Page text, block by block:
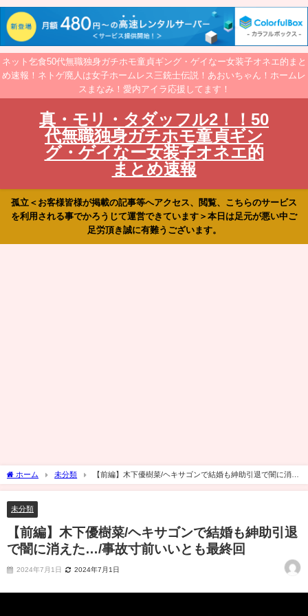
ネット乞食50代無職独身ガチホモ童貞ギング・ゲイなー女装子オネエ的まと
め速報！ネトゲ廃人は女子ホームレス三銃士伝説！あおいちゃん！ホームレ
スまなみ！愛内アイラ応援してます！
真・モリ・タダッフル2！！50
代無職独身ガチホモ童貞ギン
グ・ゲイなー女装子オネエ的
まとめ速報
孤立＜お客様皆様が掲載の記事等へアクセス、閲覧、こちらのサービス
を利用される事でかろうじて運営できています＞本日は足元が悪い中ご
足労頂き誠に有難うございます。
ホーム 未分類
【前編】木下優樹菜/ヘキサゴンで結婚も紳助引退で闇に消え
た…/事故寸前いいとも最終回
未分類
【前編】木下優樹菜/ヘキサゴンで結婚も紳助引退
で闇に消えた…/事故寸前いいとも最終回
2024年7月1日 2024年7月1日